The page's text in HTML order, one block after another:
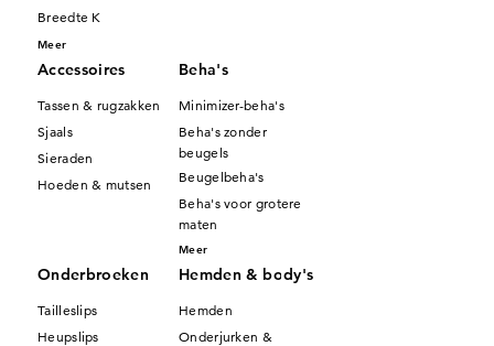
Breedte K
Meer
Accessoires
Tassen & rugzakken
Sjaals
Sieraden
Hoeden & mutsen
Beha's
Minimizer-beha's
Beha's zonder
beugels
Beugelbeha's
Beha's voor grotere
maten
Meer
Onderbroeken
Tailleslips
Heupslips
Hemden & body's
Hemden
Onderjurken &